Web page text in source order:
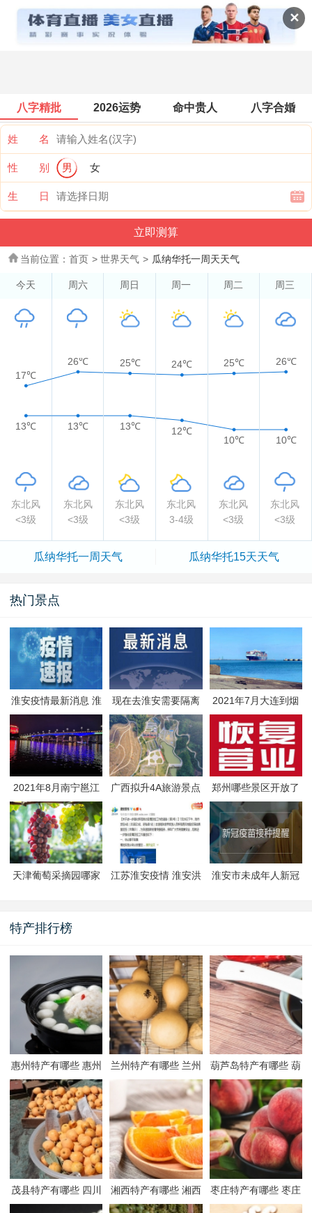
✕
世界天气
八字精批 2026运势 命中贵人 八字合婚
姓 名
性 别 男 女
生 日
当前位置： 首页 > 世界天气 > 瓜纳华托一周天天气
今天 周六 周日 周一 周二 周三
17℃
26℃ 25℃ 24℃ 25℃ 26℃
13℃ 13℃ 13℃ 12℃
10℃ 10℃
东北风 东北风 东北风 东北风 东北风
东北风
<3级
<3级 <3级 3-4级 <3级 <3级
瓜纳华托一周天气 瓜纳华托15天天气
热门景点
淮安疫情最新消息 淮
安疫情防控政策
现在去淮安需要隔离
吗 淮安最新隔离政策
2021年7月大连到烟
台航线因台风停航
2021年8月南宁邕江
夜游活动
广西拟升4A旅游景点
郑州哪些景区开放了
郑州景区什么时候恢
复开放
天津葡萄采摘园哪家
江苏淮安疫情 淮安洪
淮安市未成年人新冠
特产排行榜
惠州特产有哪些 惠州
有哪些特产
兰州特产有哪些 兰州
有哪些特产
葫芦岛特产有哪些 葫
芦岛有哪些特产
茂县特产有哪些 四川
茂县有哪些特产
湘西特产有哪些 湘西
有哪些特产
枣庄特产有哪些 枣庄
有哪些特产